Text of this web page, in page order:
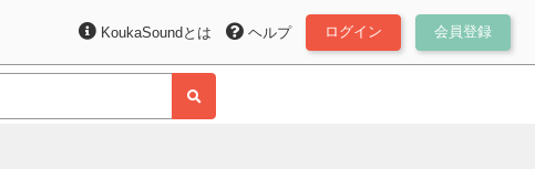
ログイン 会員登録
ヘルプ
KoukaSoundとは